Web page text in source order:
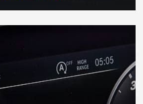
VOTRE INSPECTION AUTO en Andorre